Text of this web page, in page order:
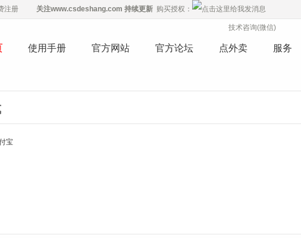
注册 关注www.csdeshang.com 持续更新 购买授权：
技术咨询(微信)
使用手册 官方网站 官方论坛 点外卖 服务
宝